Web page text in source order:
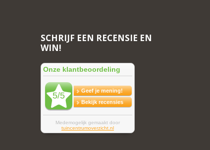
SCHRIJF EEN RECENSIE EN
WIN!